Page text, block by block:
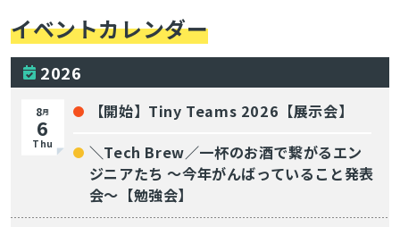
イベントカレンダー
2026
8月
6
Thu
【開始】Tiny Teams 2026【展示会】
＼Tech Brew／一杯のお酒で繋がるエン
ジニアたち 〜今年がんばっていること発表
会〜【勉強会】